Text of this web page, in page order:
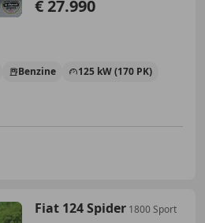
€ 27.990
Benzine 125 kW (170 PK)
Fiat 124 Spider 1800 Sport